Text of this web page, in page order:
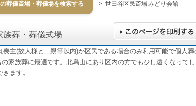
葬儀斎場・葬儀場を検索する > 世田谷区民斎場 みどり会館
族葬・葬儀式場
主(故人様と二親等以内)が区民である場合のみ利用可能で個人葬
家族葬に最適です。北烏山にあり区内の方でも少し遠くなって
ます。